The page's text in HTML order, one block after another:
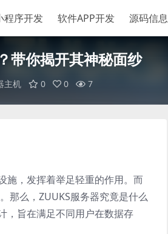
程序开发 软件APP开发 源码信息
带你揭开其神秘面纱
主机 0 0 7
施，发挥着举足轻重的作用。而
那么，ZUUKS服务器究竟是什么
，旨在满足不同用户在数据存